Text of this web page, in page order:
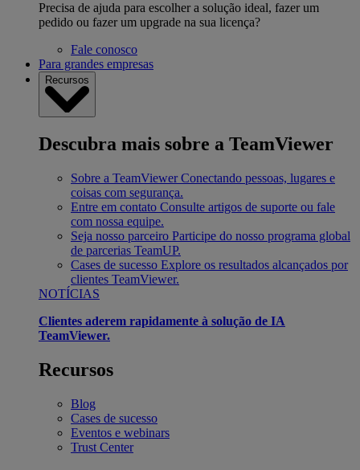
Precisa de ajuda para escolher a solução ideal, fazer um
pedido ou fazer um upgrade na sua licença?
Fale conosco
Para grandes empresas
Recursos
Descubra mais sobre a TeamViewer
Sobre a TeamViewer Conectando pessoas, lugares e
coisas com segurança.
Entre em contato Consulte artigos de suporte ou fale
com nossa equipe.
Seja nosso parceiro Participe do nosso programa global
de parcerias TeamUP.
Cases de sucesso Explore os resultados alcançados por
clientes TeamViewer.
NOTÍCIAS
Clientes aderem rapidamente à solução de IA
TeamViewer.
Recursos
Blog
Cases de sucesso
Eventos e webinars
Trust Center